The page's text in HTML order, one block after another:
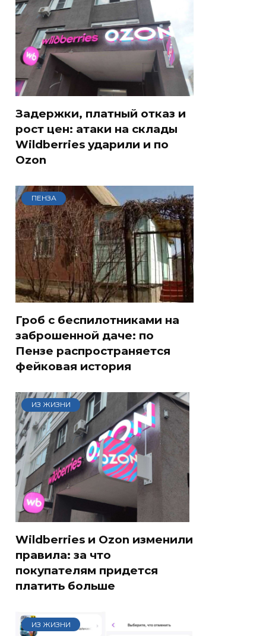
Задержки, платный отказ и
рост цен: атаки на склады
Wildberries ударили и по
Ozon
ПЕНЗА
Гроб с беспилотниками на
заброшенной даче: по
Пензе распространяется
фейковая история
ИЗ ЖИЗНИ
Wildberries и Ozon изменили
правила: за что
покупателям придется
платить больше
ИЗ ЖИЗНИ